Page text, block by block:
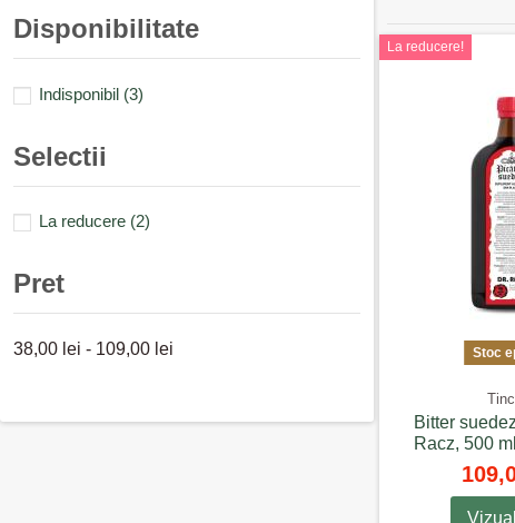
leguminoase
mentă care
Alte ceaiuri
recomandă
simeticona.
recomandate
funcționarea
flatulență la
La reducere!
Stoc
Bitter
Racz, 500
Disponibilitate
Indisponibil (3)
Selectii
La reducere (2)
Pret
38,00 lei - 109,00 lei